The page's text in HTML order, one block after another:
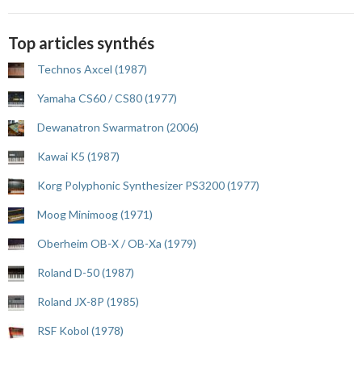
Top articles synthés
Technos Axcel (1987)
Yamaha CS60 / CS80 (1977)
Dewanatron Swarmatron (2006)
Kawai K5 (1987)
Korg Polyphonic Synthesizer PS3200 (1977)
Moog Minimoog (1971)
Oberheim OB-X / OB-Xa (1979)
Roland D-50 (1987)
Roland JX-8P (1985)
RSF Kobol (1978)